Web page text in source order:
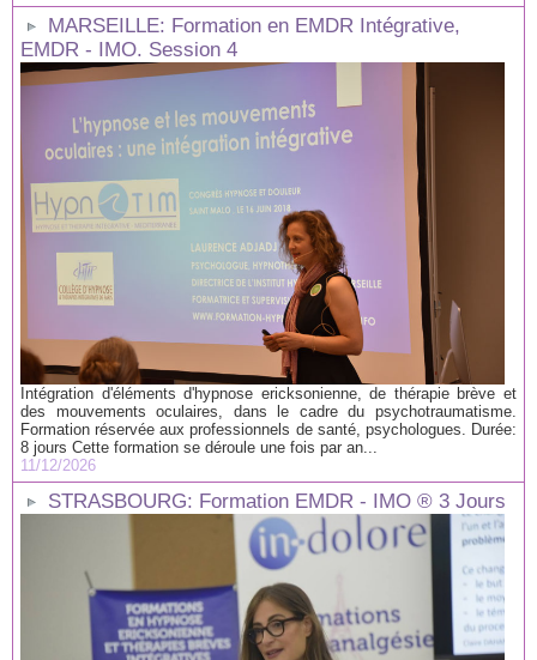
MARSEILLE: Formation en EMDR Intégrative,
EMDR - IMO. Session 4
Intégration d'éléments d'hypnose ericksonienne, de thérapie brève et
des mouvements oculaires, dans le cadre du psychotraumatisme.
Formation réservée aux professionnels de santé, psychologues. Durée:
8 jours Cette formation se déroule une fois par an...
11/12/2026
STRASBOURG: Formation EMDR - IMO ® 3 Jours